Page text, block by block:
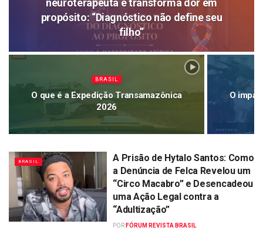
propósito: “Diagnóstico não define seu
filho”
BRASIL
O que é a Expedição Transamazônica
2026
O
BRASIL
A Prisão de Hytalo Santos: Como
a Denúncia de Felca Revelou um
“Circo Macabro” e Desencadeou
uma Ação Legal contra a
“Adultização”
POR FÓRUM REVISTA BRASIL